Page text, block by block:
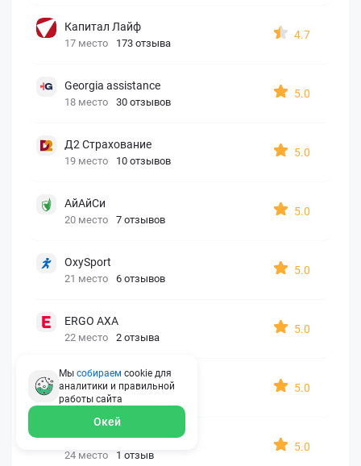
Капитал Лайф
17 место 173 отзыва
4.7
Georgia assistance
18 место 30 отзывов
5.0
Д2 Страхование
19 место 10 отзывов
5.0
АйАйСи
20 место 7 отзывов
5.0
OxySport
21 место 6 отзывов
5.0
ERGO AXA
22 место 2 отзыва
5.0
Oxy Travel Premium
23 место 1 отзыв
5.0
УралСиб
24 место 1 отзыв
5.0
Мы собираем cookie для
аналитики и правильной
работы сайта
Окей